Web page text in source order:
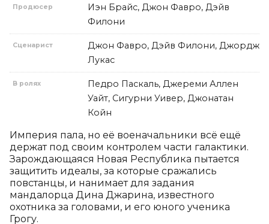
Продюсер
Иэн Брайс, Джон Фавро, Дэйв
Филони
Сценарист
Джон Фавро, Дэйв Филони, Джордж
Лукас
В ролях
Педро Паскаль, Джереми Аллен
Уайт, Сигурни Уивер, Джонатан
Койн
Империя пала, но её военачальники всё ещё
держат под своим контролем части галактики.
Зарождающаяся Новая Республика пытается
защитить идеалы, за которые сражались
повстанцы, и нанимает для задания
мандалорца Дина Джарина, известного
охотника за головами, и его юного ученика
Грогу.